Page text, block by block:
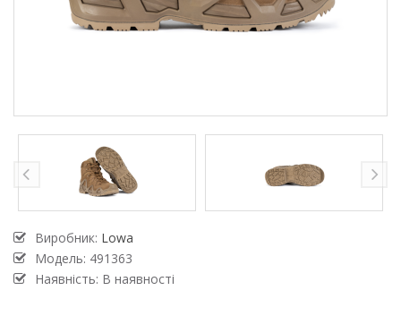
Виробник: Lowa
Модель: 491363
Наявність: В наявності